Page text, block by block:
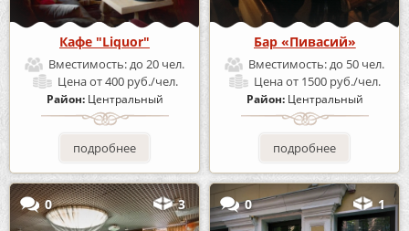
Кафе "Liquor"
Вместимость: до 20 чел.
Ценаот 400 руб./чел.
Район: Центральный
подробнее
Бар «Пивасий»
Вместимость: до 50 чел.
Ценаот 1500 руб./чел.
Район: Центральный
подробнее
0 3 0 1